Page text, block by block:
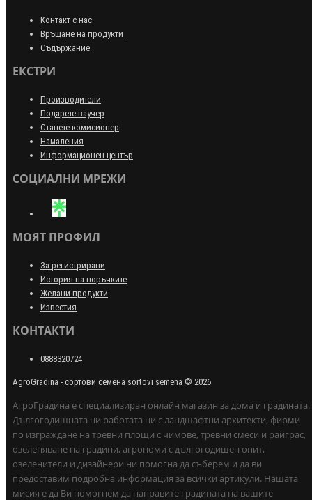
Контакт с нас
Връщане на продукти
Съдържание
ЕКСТРИ
Производители
Подарете ваучер
Станете комисионер
Намаления
Информационен център
СОЦИАЛНИ МРЕЖИ
МОЯТ ПРОФИЛ
За регистрирани
История на поръчките
Желани продукти
Известия
КОНТАКТИ
0888320724
AgroGradina - сортови семена sortovi semena © 2026
АгроГрадина е специализиран онлайн магазин за дома и градината.
Дългогодишната ни работата ни с ландшафтни архитекти, фирми
по изграждане на тревни площи с чимове, тревни смеси и райграс,
озеленяване на градини, агрономи с дългогодишен опит,
озеленители и дизайнери ни помогна да съберем и да ви
предоставим подробна информация за всички артикули. Нашата
мисия е да Ви помогнем да направите градината на вашите